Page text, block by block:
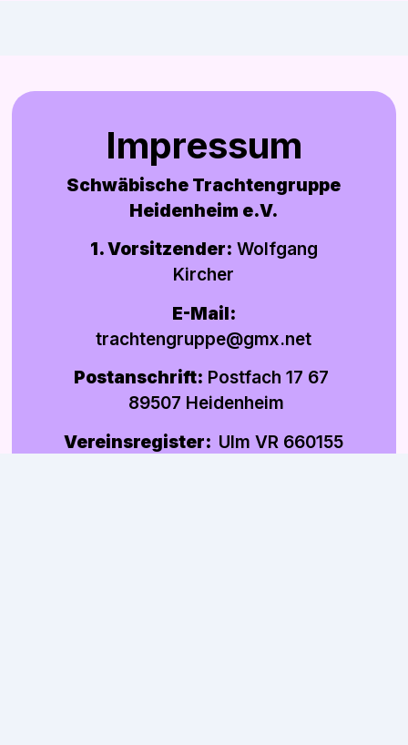
Impressum
Schwäbische Trachtengruppe
Heidenheim e.V.
1. Vorsitzender: Wolfgang
Kircher
E-Mail:
trachtengruppe@gmx.net
Postanschrift: Postfach 17 67
89507 Heidenheim
Vereinsregister: Ulm VR 660155